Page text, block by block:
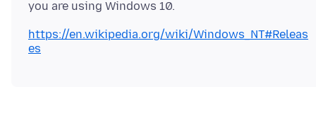
https://en.wikipedia.org/wiki/Windows_NT#Releas
es